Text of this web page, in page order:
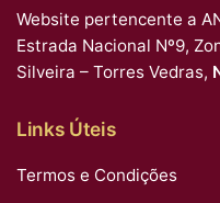
Website pertencente a
Estrada Nacional Nº9,
Silveira – Torres Vedras,
Links Úteis
Termos e Condições